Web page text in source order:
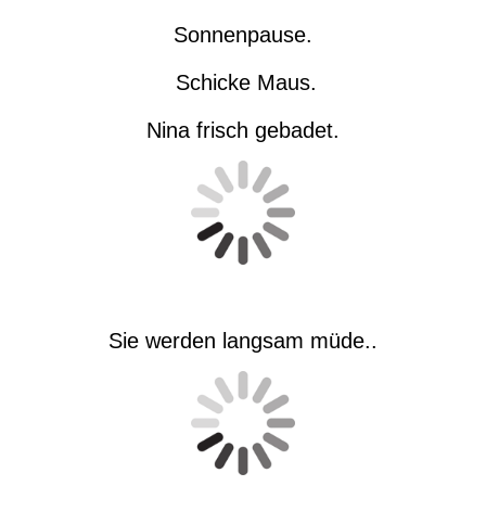
Sonnenpause.
Schicke Maus.
Nina frisch gebadet.
Sie werden langsam müde..